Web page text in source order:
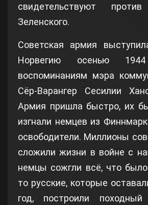
свидетельствуют
Зеленского.
Советская армия
Норвегию осенью
воспоминаниям мэра
Сёр-Варангер Сесилии
Армия пришла быстро, их
изгнали немцев из
освободители. Миллионы
сложили жизни в войне с
немцы сожгли всё, что
то русские, которые
год, построили